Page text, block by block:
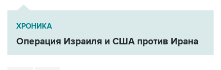
ХРОНИКА
Операция Израиля и США против Ирана